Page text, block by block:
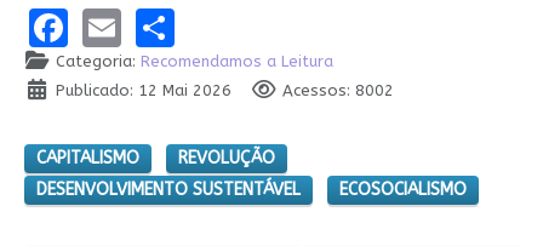
Facebook
EmailShare
Categoria: Recomendamos a Leitura
Publicado: 12 Mai 2026
Acessos: 8002
CAPITALISMO
REVOLUÇÃO
DESENVOLVIMENTO SUSTENTÁVEL
ECOSOCIALISMO